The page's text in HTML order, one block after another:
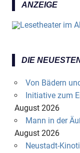
ANZEIGE
DIE
Von Bädern
Initiative zum
August 2026
Mann in der
August 2026
Neustadt-